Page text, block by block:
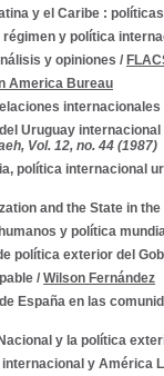
y el Caribe :
régimen y política
y opiniones /
America Bureau
internacionales
Uruguay
Vol. 12, no. 44 (1987)
política internacional
and the State in
y política
política exterior del
/ Wilson Fernández
España en las
y la política
internacional y América